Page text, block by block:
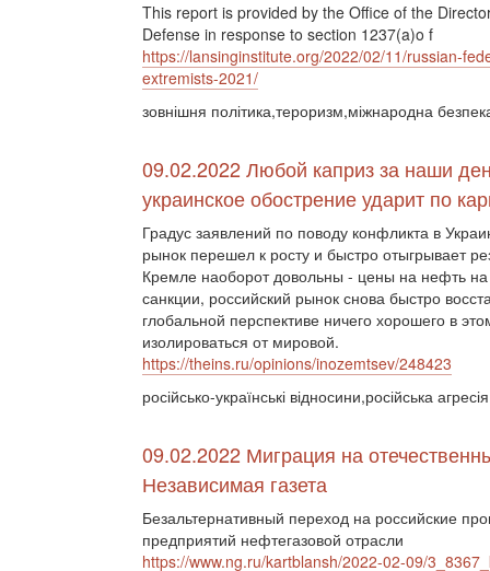
This report is provided by the Office of the
Defense in response to section 1237(a)o f
https://lansinginstitute.org/2022/02/11/russian-
extremists-2021/
зовнішня політика,тероризм,міжнародна
09.02.2022 Любой каприз за наши
украинское обострение ударит по
Градус заявлений по поводу конфликта в
рынок перешел к росту и быстро отыгрывает
Кремле наоборот довольны - цены на нефть
санкции, российский рынок снова быстро
глобальной перспективе ничего хорошего в
изолироваться от мировой.
https://theins.ru/opinions/inozemtsev/248423
російсько-українські відносини,російська
09.02.2022 Миграция на
Независимая газета
Безальтернативный переход на российские
предприятий нефтегазовой отрасли
https://www.ng.ru/kartblansh/2022-02-09/